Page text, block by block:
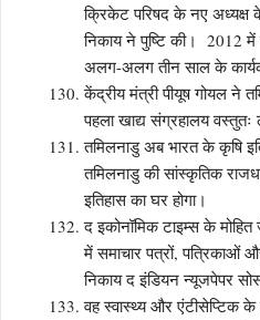
क्रिकेट परिषद के नए अध्यक्ष
निकाय ने पुष्टि की। 2012
अलग-अलग तीन साल के
केंद्रीय मंत्री पीयूष गोयल ने
पहला खाद्य संग्रहालय वस्तुतः
तमिलनाडु अब भारत के कृषि
तमिलनाडु की सांस्कृतिक
इतिहास का घर होगा।
द इकोनॉमिक टाइम्स के
में समाचार पत्रों, पत्रिकाओं
निकाय द इंडियन न्यूजपेपर
वह स्वास्थ्य और एंटीसेप्टिक